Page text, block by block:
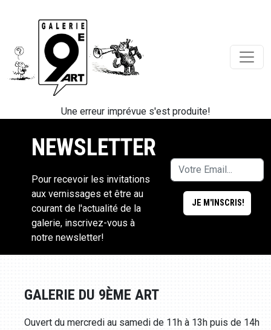
Une erreur imprévue s'est produite!
NEWSLETTER
Pour recevoir les invitations
aux vernissages et être au
courant de l'actualité de la
galerie, inscrivez-vous à
notre newsletter!
GALERIE DU 9ÈME ART
Ouvert du mercredi au samedi de 11h à 13h puis de 14h